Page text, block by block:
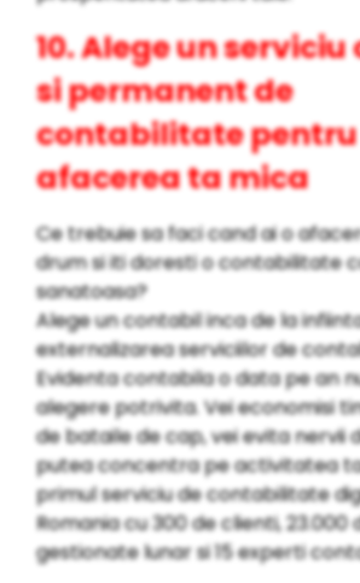
10. Alege un
si permanent de
contabilitate pentru
afacerea ta mica
Ce trebuie sa faci cand ai o
drum si iti doresti o contabilitate
sanatoasa?
Alege un contabil inca de la
externalizarea serviciilor de
Evidenta contabila o data pe an
alegere potrivita. Vei economisi
de bataile de cap, vei evita nervii
putea concentra pe activitatea
primul serviciu de contabilitate
Romania cu 300 de clienti,
gestionate lunar si 15 experti